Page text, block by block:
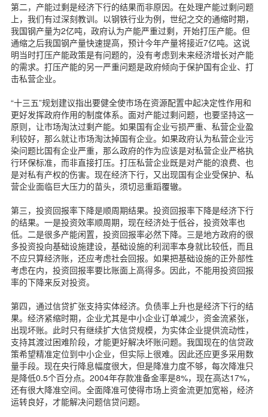
第二，产能过剩是经济下行的结果而非原因。在处理产能过剩问题
上，我们有过深刻教训。以钢铁行业为例，世纪之交的通缩时期，
我国钢产量为2亿吨，政府认为产能严重过剩，开始打压产能。但
通缩之后我国钢产量快速提高，预计今年产量将接近7亿吨。这说
明当时打压产能政策是有问题的，没有考虑到未来经济增长对产能
的需求。打压产能的另一严重问题是政府倾向于保护国有企业、打
击私营企业。
“十三五”规划建议指出要健全使市场在资源配置中起决定性作用和
更好发挥政府作用的制度体系。面对产能过剩问题，也要坚持这一
原则，让市场淘汰过剩产能。如果国有企业亏损严重、私营企业盈
利较好，那么就让市场淘汰掉国有企业。如果政府认为私营企业污
染问题比国有企业严重，那么政府的作为应该是对私营企业严格执
行环保标准，而非直接打压。打压私营企业既是对产能的浪费、也
是对私有产权的伤害。现在经济下行，又出现国有企业受保护、私
营企业面临巨大压力的苗头，须切忌重蹈覆辙。
第三，投资回报率下降是顺周期结果。投资回报率下降是经济下行
的结果。一是投资效率顺周期，现在经济处于低谷，投资效率也
低。二是很多产能闲置，投资回报率必然下降。三是地方政府的很
多投资投向基础设施建设，基础设施的利润率本身就比较低，而且
不应只算经济账，还应考虑社会回报。如果把基础设施的正外部性
考虑在内，投资回报率要比账面上高得多。因此，不能用投资回报
率的下降来反对投资。
第四，通过信贷扩张支持实体经济。负债率上升也是经济下行的结
果。经济紧缩时期，企业尤其是中小企业订单减少，资金流紧张，
出现坏账。此时只有继续扩大信贷规模，为实体企业提供流动性，
支持其渡过困难阶段，才能更好解决坏账问题。我国现在的信贷政
策希望精准定位到中小企业，但实际上很难。因此还应更多采用数
量手段。现在央行降息幅度很大，但是降准力度不够，每次降准只
是降低0.5个百分点。2004年存款准备金率是8%，现在高达17%，
还有很大降准空间。全面降准可使得市场上资金流更加宽裕，经济
运转良好，才能解决问题信贷问题。